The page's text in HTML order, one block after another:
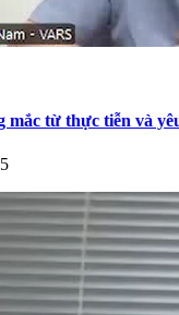
từ thực tiễn và